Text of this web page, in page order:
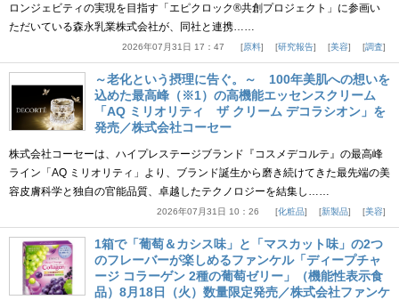
ロンジェビティの実現を目指す「エピクロック®共創プロジェクト」に参画い
ただいている森永乳業株式会社が、同社と連携……
2026年07月31日 17：47 原料 研究報告 美容 調査
～老化という摂理に告ぐ。～ 100年美肌への想いを
込めた最高峰（※1）の高機能エッセンスクリーム
「AQ ミリオリティ ザ クリーム デコラシオン」を
発売／株式会社コーセー
株式会社コーセーは、ハイプレステージブランド『コスメデコルテ』の最高峰
ライン「AQ ミリオリティ」より、ブランド誕生から磨き続けてきた最先端の美
容皮膚科学と独自の官能品質、卓越したテクノロジーを結集し……
2026年07月31日 10：26 化粧品 新製品 美容
1箱で「葡萄＆カシス味」と「マスカット味」の2つ
のフレーバーが楽しめるファンケル「ディープチャ
ージ コラーゲン 2種の葡萄ゼリー」（機能性表示食
品）8月18日（火）数量限定発売／株式会社ファンケ